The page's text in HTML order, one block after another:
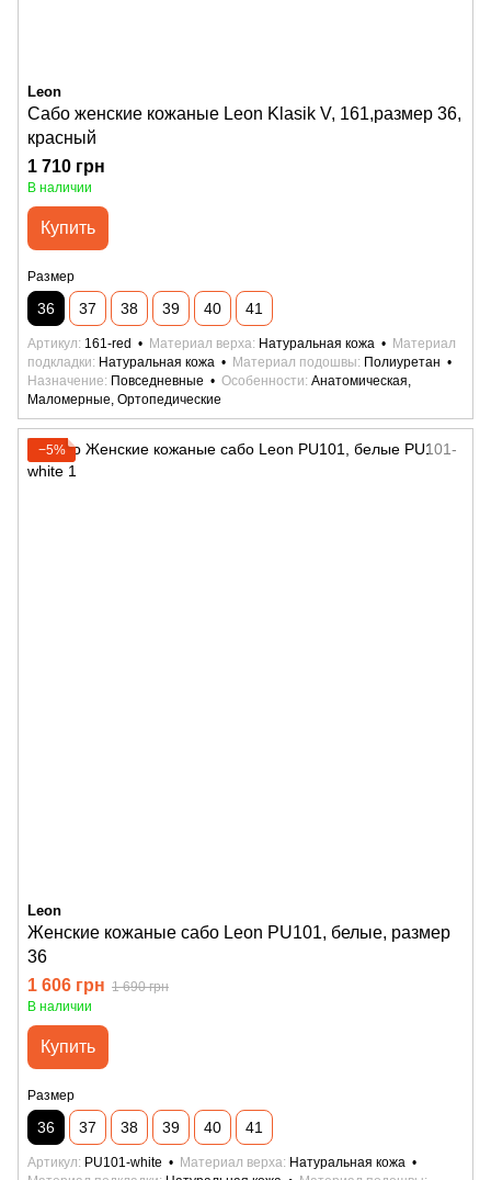
Leon
Сабо женские кожаные Leon Klasik V, 161,размер 36,
красный
1 710 грн
В наличии
Купить
Размер
36 37 38 39 40 41
Артикул 161-red Материал верха Натуральная кожа
Материал
подкладки
Натуральная кожа Материал подошвы
Полиуретан
Назначение
Повседневные Особенности Анатомическая,
Маломерные, Ортопедические
−5%
Leon
Женские кожаные сабо Leon PU101, белые, размер
36
1 606 грн 1 690 грн
В наличии
Купить
Размер
36 37 38 39 40 41
Артикул PU101-white Материал верха Натуральная кожа